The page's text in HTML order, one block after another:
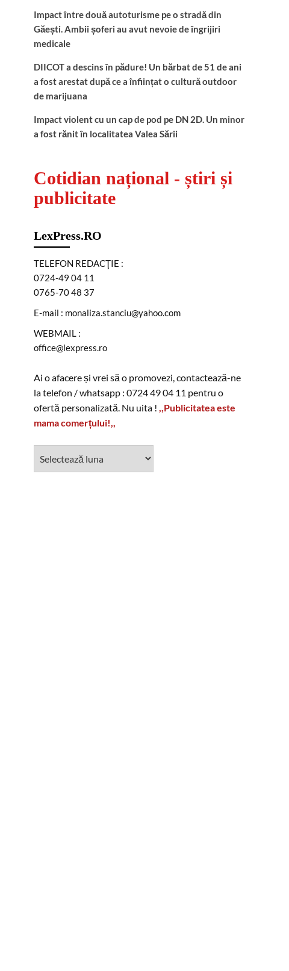
Impact între două autoturisme pe o stradă din
Găești. Ambii șoferi au avut nevoie de îngrijiri
medicale
DIICOT a descins în pădure! Un bărbat de 51 de ani
a fost arestat după ce a înființat o cultură outdoor
de marijuana
Impact violent cu un cap de pod pe DN 2D. Un minor
a fost rănit în localitatea Valea Sării
Cotidian național - știri și
publicitate
LexPress.RO
TELEFON REDACŢIE :
0724-49 04 11
0765-70 48 37
E-mail : monaliza.stanciu@yahoo.com
WEBMAIL :
office@lexpress.ro
Ai o afacere și vrei să o promovezi, contactează-ne
la telefon / whatsapp : 0724 49 04 11 pentru o
ofertă personalizată. Nu uita ! ,,Publicitatea este
mama comerțului!,,